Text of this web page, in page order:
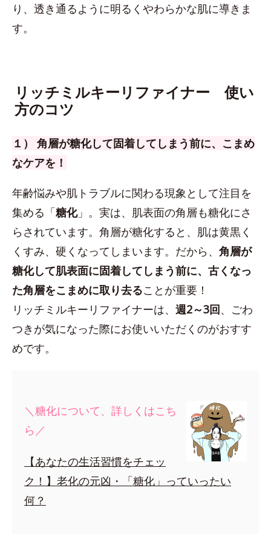
り、透き通るように明るくやわらかな肌に導きま
す。
リッチミルキーリファイナー 使い
方のコツ
１） 角層が糖化して固着してしまう前に、こまめ
なケアを！
年齢悩みや肌トラブルに関わる現象として注目を
集める「糖化」。実は、肌表面の角層も糖化にさ
らされています。角層が糖化すると、肌は黄黒く
くすみ、硬くなってしまいます。だから、 角層が
糖化して肌表面に固着してしまう前に、古くなっ
た角層をこまめに取り去ることが重要！
リッチミルキーリファイナーは、 週2～3回、ごわ
つきが気になった際にお使いいただくのがおすす
めです。
＼糖化について、詳しくはこち
ら／
【あなたの生活習慣をチェッ
ク！】老化の元凶・「糖化」っていったい
何？